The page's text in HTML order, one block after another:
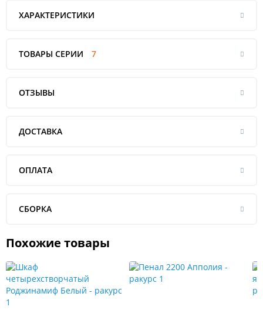
ХАРАКТЕРИСТИКИ
ТОВАРЫ СЕРИИ 7
ОТЗЫВЫ
ДОСТАВКА
ОПЛАТА
СБОРКА
Похожие товары